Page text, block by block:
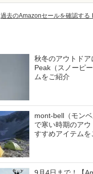
過去のAmazonセールを確認する
秋冬のアウトド
Peak（スノーピ
ムをご紹介
mont-bell（モン
で寒い時期のア
すすめアイテムを